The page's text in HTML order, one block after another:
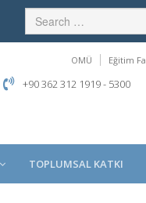
OMÜ Eğitim
+90 362 312 1919 - 5300
TOPLUMSAL KATKI